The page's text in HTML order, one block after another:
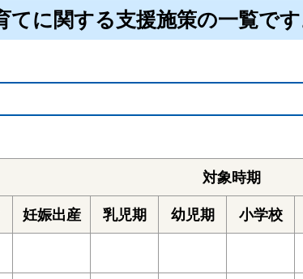
に関する支援施策の一覧です
対象時期
妊娠出産 乳児期 幼児期 小学校